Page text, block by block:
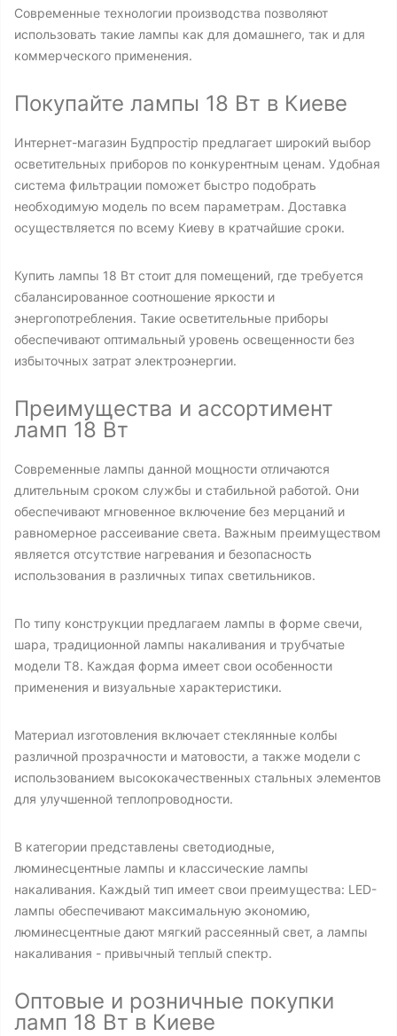
Современные технологии производства позволяют
использовать такие лампы как для домашнего, так и для
коммерческого применения.
Покупайте лампы 18 Вт в Киеве
Интернет-магазин Будпростір предлагает широкий выбор
осветительных приборов по конкурентным ценам. Удобная
система фильтрации поможет быстро подобрать
необходимую модель по всем параметрам. Доставка
осуществляется по всему Киеву в кратчайшие сроки.
Купить лампы 18 Вт стоит для помещений, где требуется
сбалансированное соотношение яркости и
энергопотребления. Такие осветительные приборы
обеспечивают оптимальный уровень освещенности без
избыточных затрат электроэнергии.
Преимущества и ассортимент
ламп 18 Вт
Современные лампы данной мощности отличаются
длительным сроком службы и стабильной работой. Они
обеспечивают мгновенное включение без мерцаний и
равномерное рассеивание света. Важным преимуществом
является отсутствие нагревания и безопасность
использования в различных типах светильников.
По типу конструкции предлагаем лампы в форме свечи,
шара, традиционной лампы накаливания и трубчатые
модели T8. Каждая форма имеет свои особенности
применения и визуальные характеристики.
Материал изготовления включает стеклянные колбы
различной прозрачности и матовости, а также модели с
использованием высококачественных стальных элементов
для улучшенной теплопроводности.
В категории представлены светодиодные,
люминесцентные лампы и классические лампы
накаливания. Каждый тип имеет свои преимущества: LED-
лампы обеспечивают максимальную экономию,
люминесцентные дают мягкий рассеянный свет, а лампы
накаливания - привычный теплый спектр.
Оптовые и розничные покупки
ламп 18 Вт в Киеве